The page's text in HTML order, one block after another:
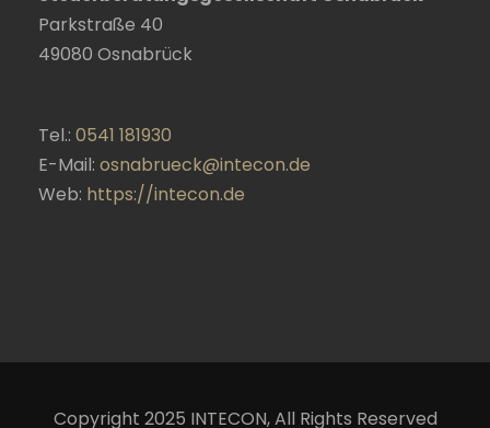
Parkstraße 40
49080 Osnabrück
Tel.: 0541 181930
E-Mail: osnabrueck@intecon.de
Web: https://intecon.de
Copyright 2025 INTECON, All Rights Reserved